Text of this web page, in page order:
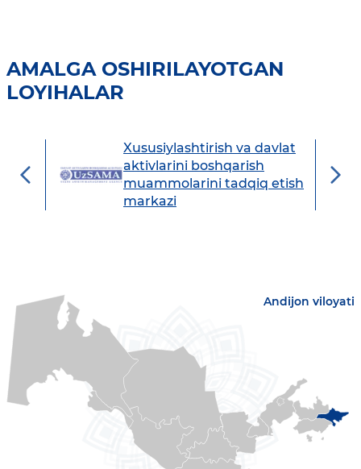
AMALGA OSHIRILAYOTGAN
LOYIHALAR
Xususiylashtirish va davlat
aktivlarini boshqarish
muammolarini tadqiq etish
markazi
Andijon viloyati